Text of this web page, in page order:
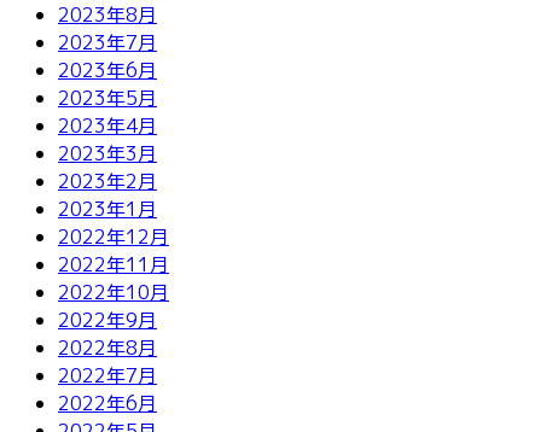
2023年8月
2023年7月
2023年6月
2023年5月
2023年4月
2023年3月
2023年2月
2023年1月
2022年12月
2022年11月
2022年10月
2022年9月
2022年8月
2022年7月
2022年6月